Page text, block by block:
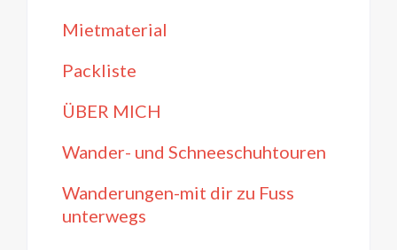
Mietmaterial
Packliste
ÜBER MICH
Wander- und Schneeschuhtouren
Wanderungen-mit dir zu Fuss
unterwegs